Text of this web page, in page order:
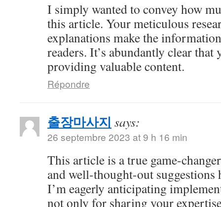
I simply wanted to convey how
this article. Your meticulous
explanations make the
readers. It’s abundantly clear that
providing valuable content.
Répondre
출장마사지 says:
26 septembre 2023 at 9 h 16 min
This article is a true game-
and well-thought-out
I’m eagerly anticipating
not only for sharing your